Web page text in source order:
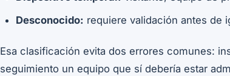
Desconocido: requiere validación antes de
Esa clasificación evita dos errores comunes:
seguimiento un equipo que sí debería estar